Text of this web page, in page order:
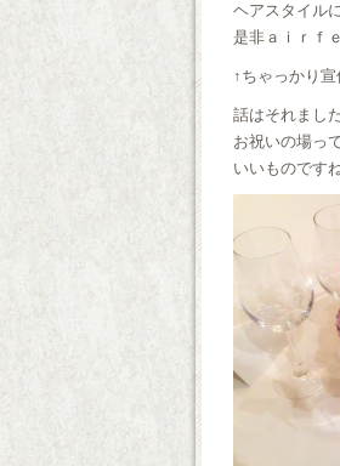
ヘアスタイル
是非ａｉｒｆ
↑ちゃっかり
話はそれまし
お祝いの場っ
いいものですね